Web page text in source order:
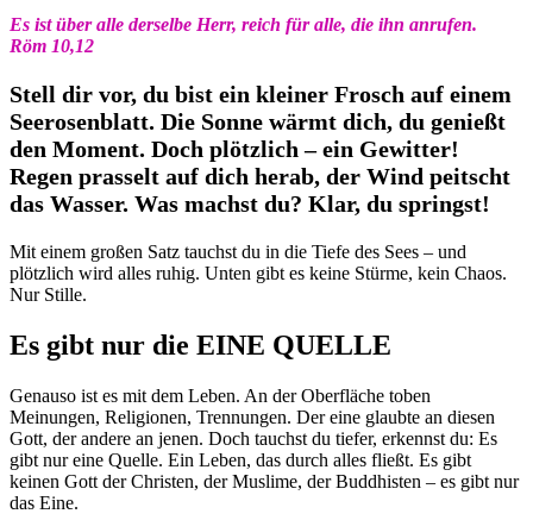
Es ist über alle derselbe Herr, reich für alle, die ihn anrufen.
Röm 10,12
Stell dir vor, du bist ein kleiner Frosch auf einem
Seerosenblatt. Die Sonne wärmt dich, du genießt
den Moment. Doch plötzlich – ein Gewitter!
Regen prasselt auf dich herab, der Wind peitscht
das Wasser. Was machst du? Klar, du springst!
Mit einem großen Satz tauchst du in die Tiefe des Sees – und
plötzlich wird alles ruhig. Unten gibt es keine Stürme, kein Chaos.
Nur Stille.
Es gibt nur die EINE QUELLE
Genauso ist es mit dem Leben. An der Oberfläche toben
Meinungen, Religionen, Trennungen. Der eine glaubte an diesen
Gott, der andere an jenen. Doch tauchst du tiefer, erkennst du: Es
gibt nur eine Quelle. Ein Leben, das durch alles fließt. Es gibt
keinen Gott der Christen, der Muslime, der Buddhisten – es gibt nur
das Eine.